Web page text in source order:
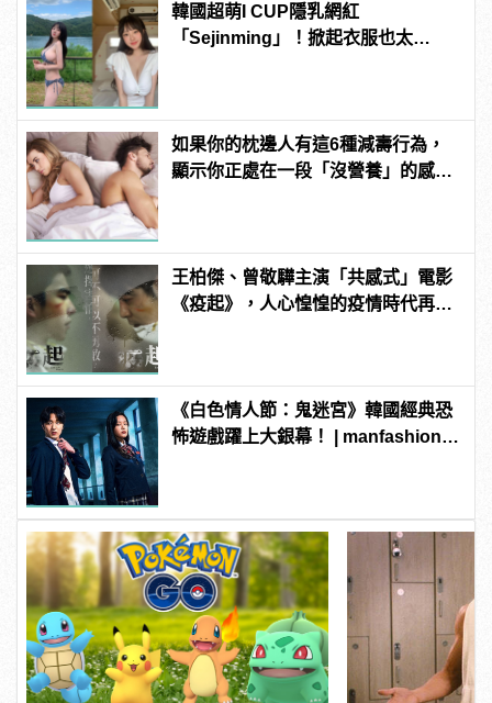
韓國超萌I CUP隱乳網紅
「Sejinming」！掀起衣服也太
如果你的枕邊人有這6種減壽行為，
顯示你正處在一段「沒營養」的感情
王柏傑、曾敬驊主演「共感式」電影
《疫起》，人心惶惶的疫情時代再度
《白色情人節：鬼迷宮》韓國經典恐
怖遊戲躍上大銀幕！ | manfashion這